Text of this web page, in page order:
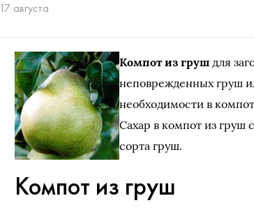
17 августа
Компот из груш для
неповрежденных груш
необходимости в
Сахар в компот из груш
сорта груш.
Компот из груш